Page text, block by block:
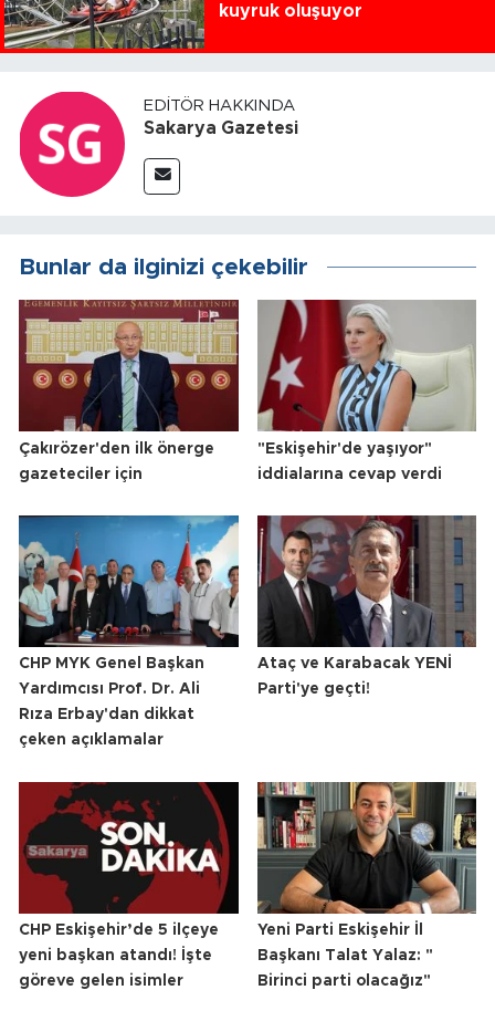
kuyruk oluşuyor
EDITÖR HAKKINDA
Sakarya Gazetesi
Bunlar da ilginizi çekebilir
Çakırözer'den ilk önerge
gazeteciler için
"Eskişehir'de yaşıyor"
iddialarına cevap verdi
CHP MYK Genel Başkan
Yardımcısı Prof. Dr. Ali
Rıza Erbay'dan dikkat
çeken açıklamalar
Ataç ve Karabacak YENİ
Parti'ye geçti!
CHP Eskişehir’de 5 ilçeye
yeni başkan atandı! İşte
göreve gelen isimler
Yeni Parti Eskişehir İl
Başkanı Talat Yalaz: "
Birinci parti olacağız"